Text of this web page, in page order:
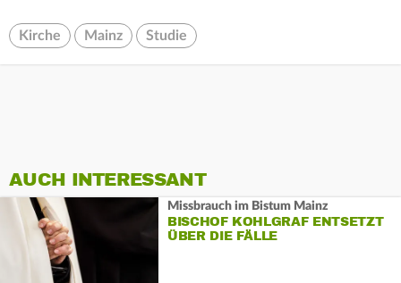
Kirche Mainz Studie
AUCH INTERESSANT
Missbrauch im Bistum Mainz
BISCHOF KOHLGRAF ENTSETZT
ÜBER DIE FÄLLE